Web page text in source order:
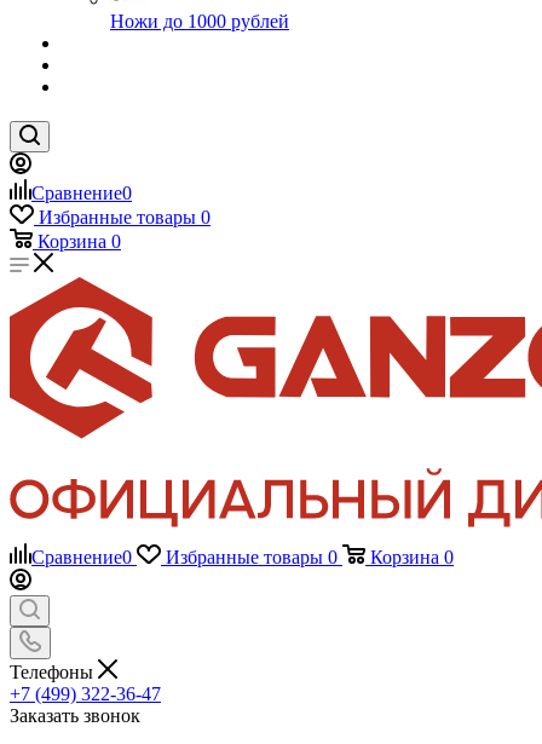
Ножи до 1000 рублей
Сравнение0
Избранные товары 0
Корзина 0
Сравнение0 Избранные товары 0 Корзина 0
Телефоны
+7 (499) 322-36-47
Заказать звонок